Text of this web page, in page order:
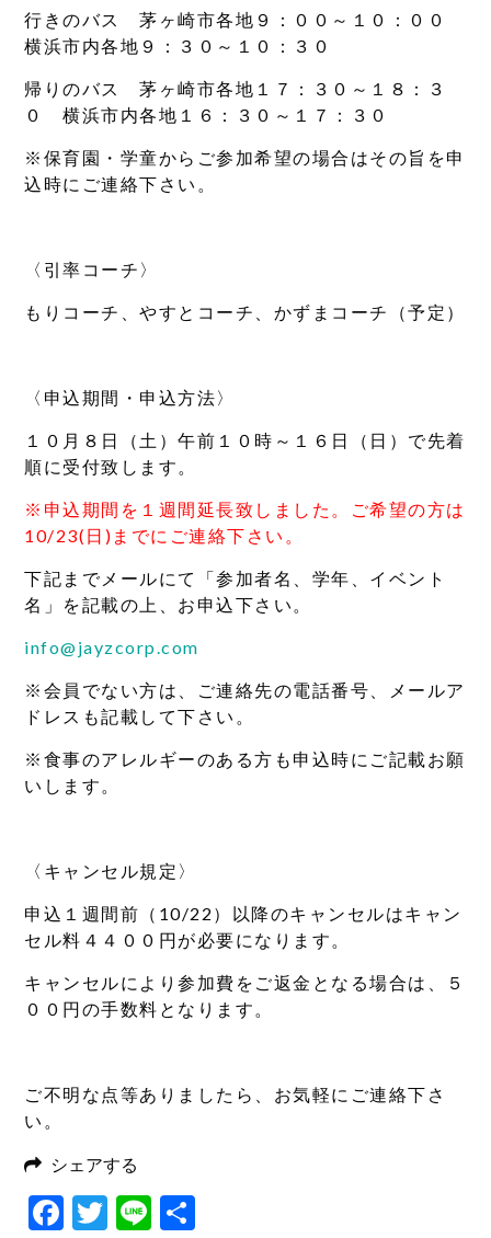
行きのバス 茅ヶ崎市各地９：００～１０：００
横浜市内各地９：３０～１０：３０
帰りのバス 茅ヶ崎市各地１７：３０～１８：３
０ 横浜市内各地１６：３０～１７：３０
※保育園・学童からご参加希望の場合はその旨を申
込時にご連絡下さい。
〈引率コーチ〉
もりコーチ、やすとコーチ、かずまコーチ（予定）
〈申込期間・申込方法〉
１０月８日（土）午前１０時～１６日（日）で先着
順に受付致します。
※申込期間を１週間延長致しました。ご希望の方は
10/23(日)までにご連絡下さい。
下記までメールにて「参加者名、学年、イベント
名」を記載の上、お申込下さい。
info@jayzcorp.com
※会員でない方は、ご連絡先の電話番号、メールア
ドレスも記載して下さい。
※食事のアレルギーのある方も申込時にご記載お願
いします。
〈キャンセル規定〉
申込１週間前（10/22）以降のキャンセルはキャン
セル料４４００円が必要になります。
キャンセルにより参加費をご返金となる場合は、５
００円の手数料となります。
ご不明な点等ありましたら、お気軽にご連絡下さ
い。
シェアする
Facebook
Twitter
Line